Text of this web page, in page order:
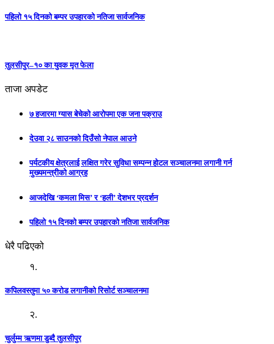
पहिलो १५ दिनको बम्पर उपहारको नतिजा सार्वजनिक
तुलसीपुर–१० का युवक मृत फेला
ताजा अपडेट
७ हजारमा ग्यास बेचेको आरोपमा एक जना पक्राउ
देउवा २८ साउनको दिउँसो नेपाल आउने
पर्यटकीय क्षेत्रलाई लक्षित गरेर सुविधा सम्पन्न होटल सञ्चालनमा लगानी गर्न
मुख्यमन्त्रीको आग्रह
आजदेखि ‘कमला मिस’ र ‘हली’ देशभर प्रदर्शन
पहिलो १५ दिनको बम्पर उपहारको नतिजा सार्वजनिक
धेरै पढिएको
१.
कपिलवस्तुमा ५० करोड लगानीको रिसोर्ट सञ्चालनमा
२.
चुर्लुम्म ऋणमा डुब्दै तुलसीपुर